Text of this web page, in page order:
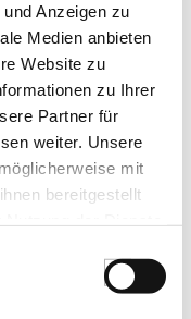
Anzeigen zu
Medien anbieten
Website zu
zu Ihrer
Partner für
weiter. Unsere
mit
bereitgestellt
Weinstein, ohne
420 g